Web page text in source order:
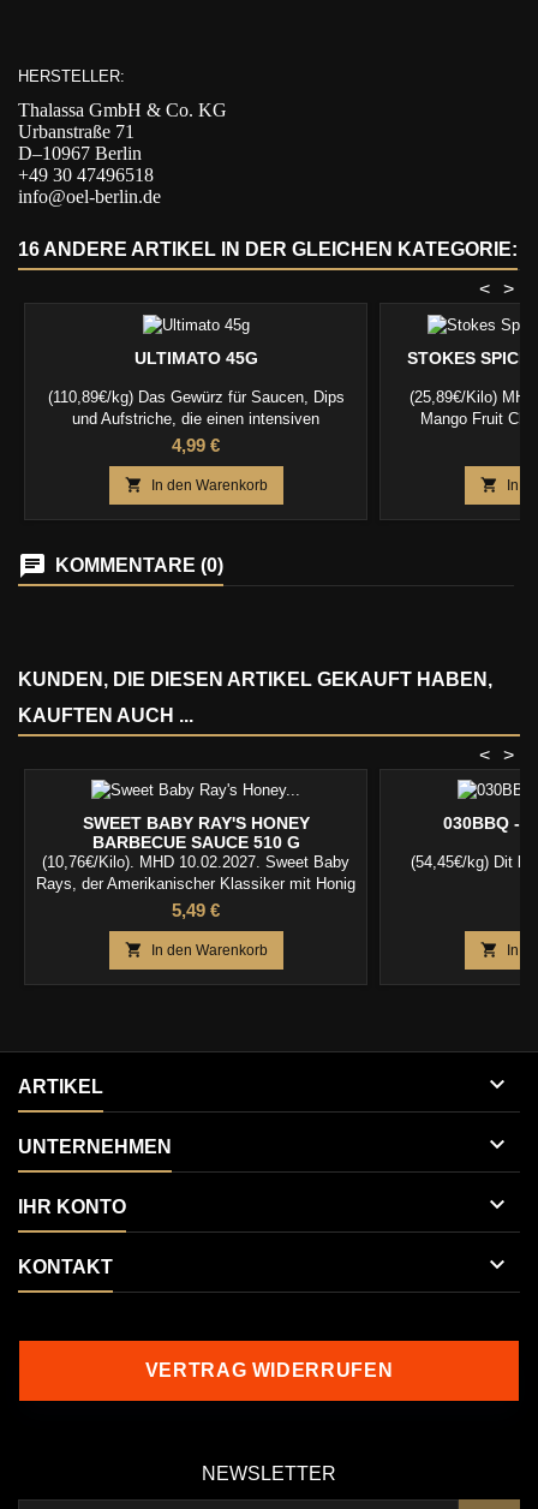
HERSTELLER:
Thalassa GmbH & Co. KG
Urbanstraße 71
D–10967 Berlin
+49 30 47496518
info@oel-berlin.de
16 ANDERE ARTIKEL IN DER GLEICHEN KATEGORIE:
>
<
ULTIMATO 45G
(110,89€/kg) Das Gewürz für Saucen, Dips
und Aufstriche, die einen intensiven
Tomatenflavour brauchen!
Preis
4,99 €
 In den Warenkorb
STOKES
(25,89€/Kilo)
Mango Fruit
 In
KOMMENTARE (0)
KUNDEN, DIE DIESEN ARTIKEL GEKAUFT HABEN,
KAUFTEN AUCH ...
>
<
SWEET BABY RAY'S HONEY
BARBECUE SAUCE 510 G
(10,76€/Kilo). MHD 10.02.2027. Sweet Baby
Rays, der Amerikanischer Klassiker mit Honig
Preis
5,49 €
 In den Warenkorb
030BBQ -
(54,45€/kg) Dit
 In
ARTIKEL 
UNTERNEHMEN 
IHR KONTO 
KONTAKT 
VERTRAG WIDERRUFEN
NEWSLETTER